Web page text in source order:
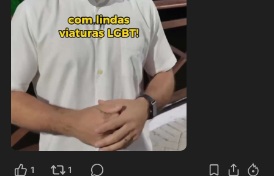
0:48
1 1